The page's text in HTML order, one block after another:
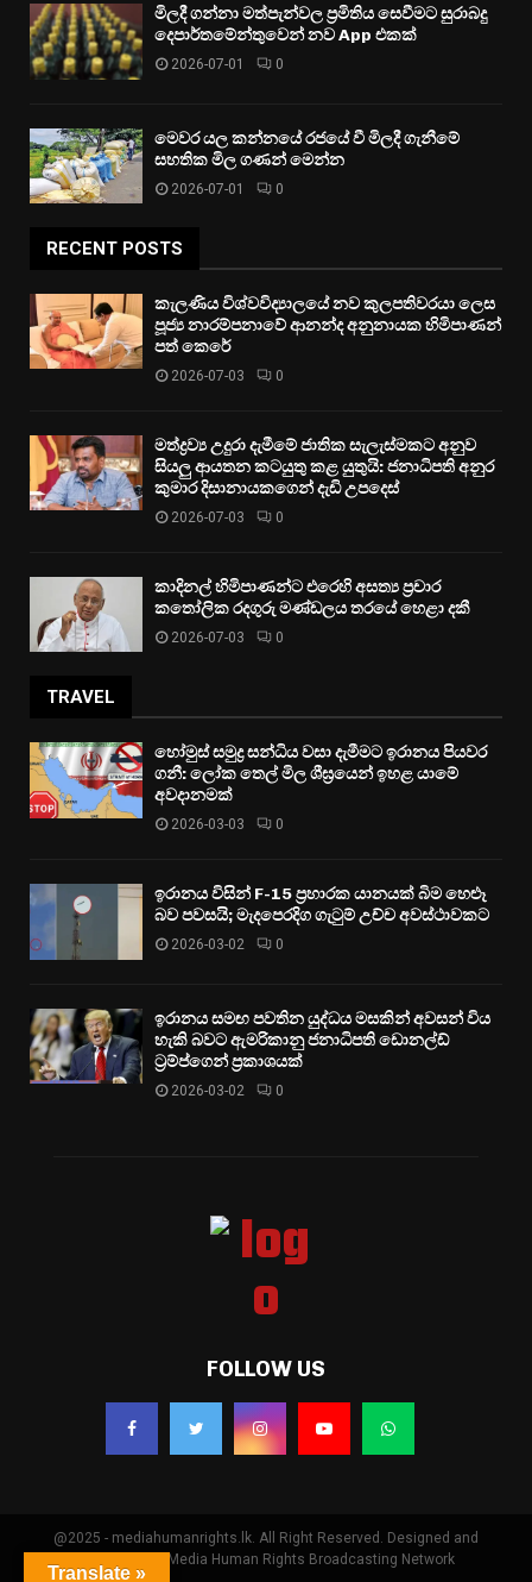
මිලදී ගන්නා මත්පැන්වල ප්‍රමිතිය සෙවීමට සුරාබදු
දෙපාර්තමේන්තුවෙන් නව App එකක්
2026-07-01 0
මෙවර යල කන්නයේ රජයේ වී මිලදී ගැනීමේ
සහතික මිල ගණන් මෙන්න
2026-07-01 0
RECENT POSTS
කැලණිය විශ්වවිද්‍යාලයේ නව කුලපතිවරයා ලෙස
පූජ්‍ය නාරම්පනාවේ ආනන්ද අනුනායක හිමිපාණන්
පත් කෙරේ
2026-07-03 0
මත්ද්‍රව්‍ය උදුරා දැමීමේ ජාතික සැලැස්මකට අනුව
සියලු ආයතන කටයුතු කළ යුතුයි: ජනාධිපති අනුර
කුමාර දිසානායකගෙන් දැඩි උපදෙස්
2026-07-03 0
කාදිනල් හිමිපාණන්ට එරෙහි අසත්‍ය ප්‍රචාර
කතෝලික රදගුරු මණ්ඩලය තරයේ හෙළා දකී
2026-07-03 0
TRAVEL
හෝමුස් සමුද්‍ර සන්ධිය වසා දැමීමට ඉරානය පියවර
ගනී: ලෝක තෙල් මිල ශීඝ්‍රයෙන් ඉහළ යාමේ
අවදානමක්
2026-03-03 0
ඉරානය විසින් F-15 ප්‍රහාරක යානයක් බිම හෙළූ
බව පවසයි; මැදපෙරදිග ගැටුම් උච්ච අවස්ථාවකට
2026-03-02 0
ඉරානය සමඟ පවතින යුද්ධය මසකින් අවසන් විය
හැකි බවට ඇමරිකානු ජනාධිපති ඩොනල්ඩ්
ට්‍රම්ප්ගෙන් ප්‍රකාශයක්
2026-03-02 0
FOLLOW US
@2025 - mediahumanrights.lk. All Right Reserved. Designed and
Developed by Media Human Rights Broadcasting Network
Translate »